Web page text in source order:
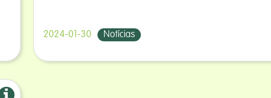
2024-01-30 Notícias